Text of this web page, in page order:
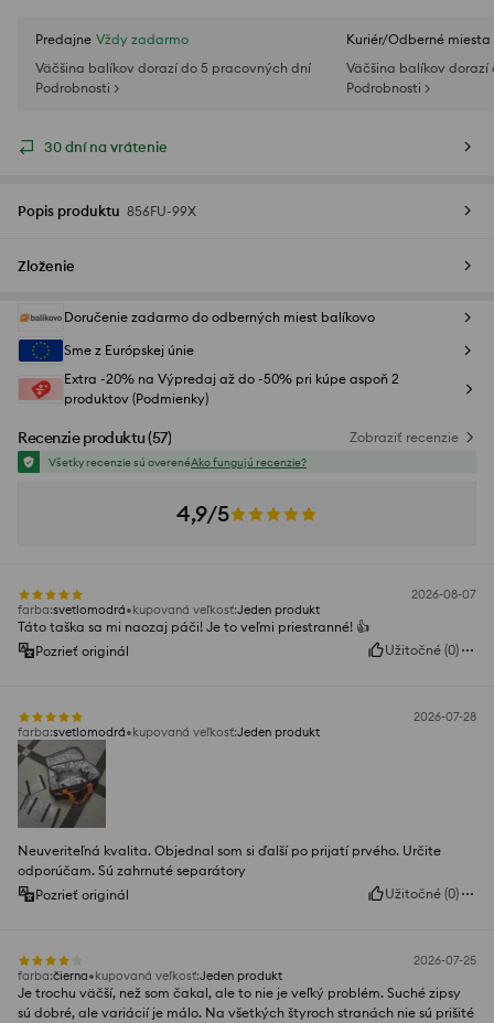
Predajne Vždy zadarmo
Väčšina balíkov dorazí do 5 pracovných dní
Podrobnosti >
Kuriér/Odberné miesta
Väčšina balíkov
Podrobnosti >
30 dní na vrátenie
Popis produktu 856FU-99X
Zloženie
Doručenie zadarmo do odberných miest balíkovo
Sme z Európskej únie
Extra -20% na Výpredaj až do -50% pri kúpe aspoň 2
produktov (Podmienky)
Recenzie produktu(57) Zobraziť recenzie
Všetky recenzie sú overenéAko fungujú recenzie?
4,9/5
2026-08-07
farba:svetlomodrá kupovaná veľkosť:Jeden produkt
Táto taška sa mi naozaj páči! Je to veľmi priestranné! 👍️
Pozrieť originál
Užitočné (0)
2026-07-28
farba:svetlomodrá kupovaná veľkosť:Jeden produkt
Neuveriteľná kvalita. Objednal som si ďalší po prijatí prvého. Určite
odporúčam. Sú zahrnuté separátory
Pozrieť originál
Užitočné (0)
2026-07-25
farba:čierna kupovaná veľkosť:Jeden produkt
Je trochu väčší, než som čakal, ale to nie je veľký problém. Suché zipsy
sú dobré, ale variácií je málo. Na všetkých štyroch stranách nie sú prišité